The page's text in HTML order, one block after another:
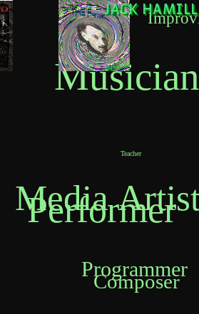
JACK HAMILL